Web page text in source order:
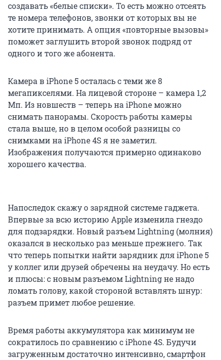
создавать «белые списки». То есть можно отсеять
те номера телефонов, звонки от которых вы не
хотите принимать. А опция «повторные вызовы»
поможет заглушить второй звонок подряд от
одного и того же абонента.
Камера в iPhone 5 осталась с теми же 8
мегапикселями. На лицевой стороне – камера 1,2
Мп. Из новшеств – теперь на iPhone можно
снимать панорамы. Скорость работы камеры
стала выше, но в целом особой разницы со
снимками на iPhone 4S я не заметил.
Изображения получаются примерно одинаково
хорошего качества.
Напоследок скажу о зарядной системе гаджета.
Впервые за всю историю Apple изменила гнездо
для подзарядки. Новый разъем Lightning (молния)
оказался в несколько раз меньше прежнего. Так
что теперь попытки найти зарядник для iPhone 5
у коллег или друзей обречены на неудачу. Но есть
и плюсы: с новым разъемом Lightning не надо
ломать голову, какой стороной вставлять шнур:
разъем примет любое решение.
Время работы аккумулятора как минимум не
сократилось по сравнению с iPhone 4S. Будучи
загруженным достаточно интенсивно, смартфон